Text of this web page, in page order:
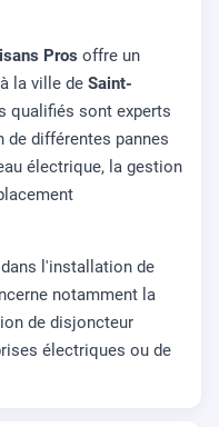
Pros offre un
la ville de Saint-
qualifiés sont experts
de différentes pannes
électrique, la gestion
l'installation de
notamment la
de disjoncteur
électriques ou de